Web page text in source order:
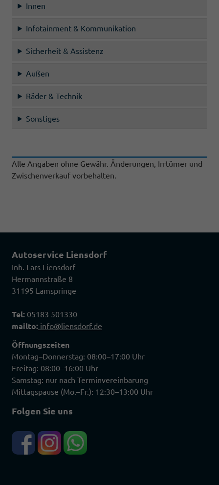
Innen
Infotainment & Kommunikation
Sicherheit & Assistenz
Außen
Räder & Technik
Sonstiges
Alle Angaben ohne Gewähr. Änderungen, Irrtümer und
Zwischenverkauf vorbehalten.
Autoservice Liensdorf
Inh. Lars Liensdorf
Hermannstraße 8
31195 Lamspringe
Tel: 05183 501330
mailto: info@liensdorf.de
Öffnungszeiten
Montag–Donnerstag: 08:00–17:00 Uhr
Freitag: 08:00–16:00 Uhr
Samstag: nur nach Terminvereinbarung
Mittagspause (Mo.–Fr.): 12:30–13:00 Uhr
Folgen Sie uns